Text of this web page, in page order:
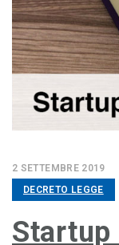
2 SETTEMBRE 2019
DECRETO LEGGE
Startup